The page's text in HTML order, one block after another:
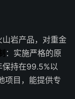
岩产品，对重金
：实施严格的原
持在99.5%以
项目，能提供专